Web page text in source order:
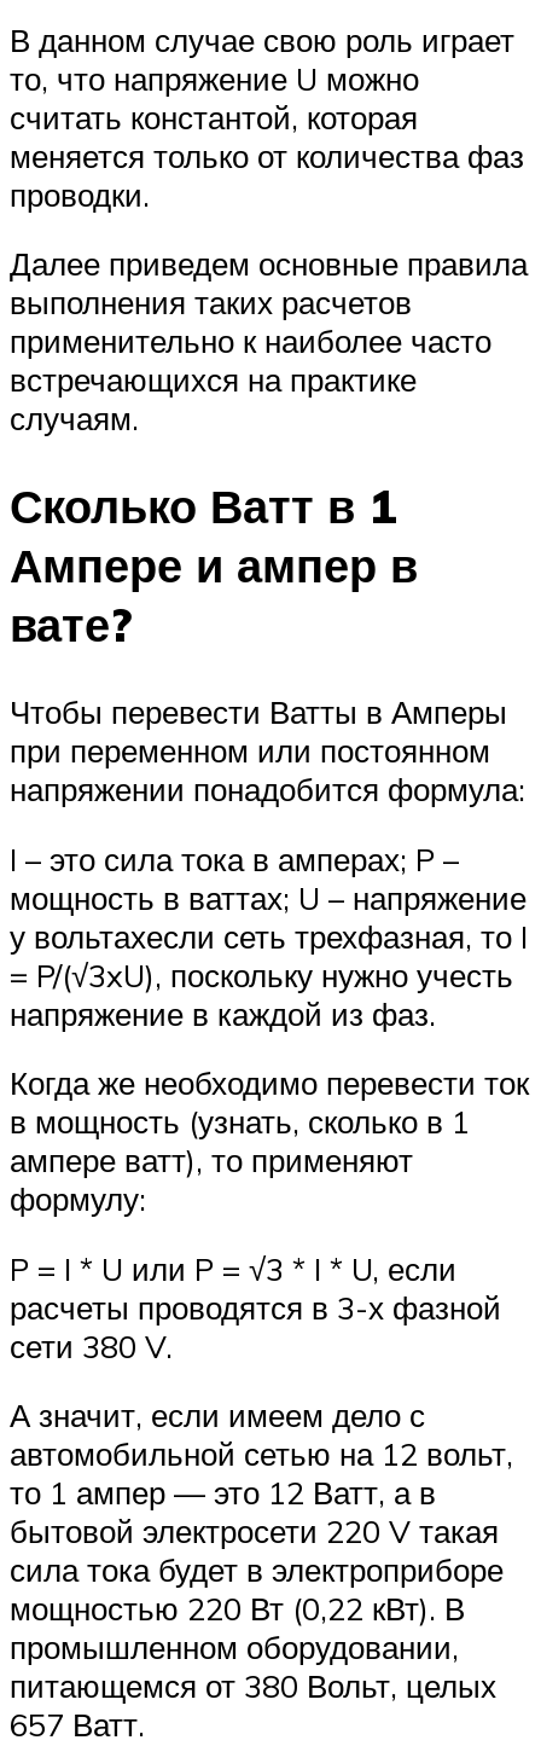
В данном случае свою роль играет
то, что напряжение U можно
считать константой, которая
меняется только от количества фаз
проводки.
Далее приведем основные правила
выполнения таких расчетов
применительно к наиболее часто
встречающихся на практике
случаям.
Сколько Ватт в 1
Ампере и ампер в
вате?
Чтобы перевести Ватты в Амперы
при переменном или постоянном
напряжении понадобится формула:
I – это сила тока в амперах; P –
мощность в ваттах; U – напряжение
у вольтахесли сеть трехфазная, то I
= P/(√3xU), поскольку нужно учесть
напряжение в каждой из фаз.
Когда же необходимо перевести ток
в мощность (узнать, сколько в 1
ампере ватт), то применяют
формулу:
P = I * U или P = √3 * I * U, если
расчеты проводятся в 3-х фазной
сети 380 V.
А значит, если имеем дело с
автомобильной сетью на 12 вольт,
то 1 ампер — это 12 Ватт, а в
бытовой электросети 220 V такая
сила тока будет в электроприборе
мощностью 220 Вт (0,22 кВт). В
промышленном оборудовании,
питающемся от 380 Вольт, целых
657 Ватт.